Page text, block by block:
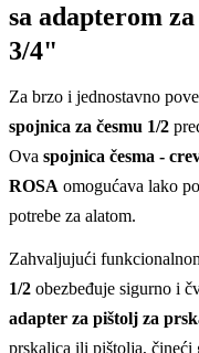
sa adapterom
3/4"
Za brzo i jednostavno
spojnica za česmu 1/2
Ova spojnica česma -
ROSA omogućava lako
potrebe za alatom.
Zahvaljujući
1/2 obezbeđuje sigurno i
adapter za pištolj za
prskalica ili pištolja, čineći